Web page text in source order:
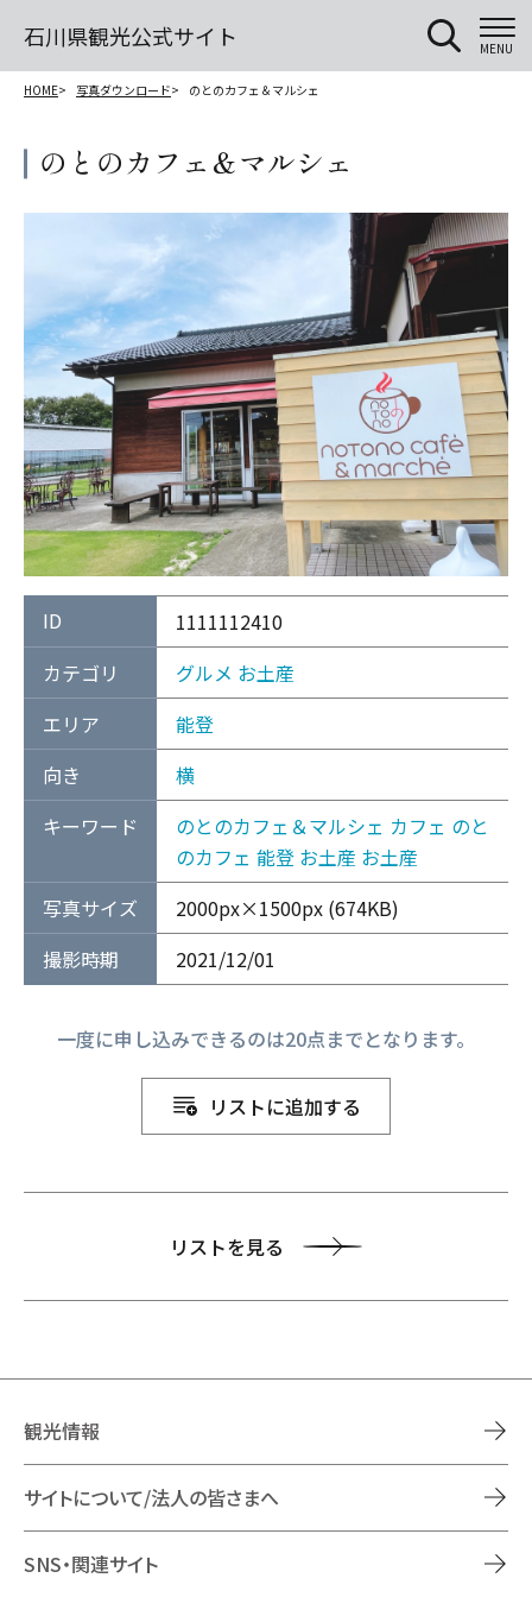
石川県観光公式サイト MENU
HOME 写真ダウンロード のとのカフェ＆マルシェ
のとのカフェ＆マルシェ
ID
1111112410
カテゴリ
グルメ お土産
エリア
能登
向き
横
キーワード
のとのカフェ＆マルシェ カフェ のと
のカフェ 能登 お土産 お土産
写真サイズ
2000px×1500px (674KB)
撮影時期
2021/12/01
一度に申し込みできるのは20点までとなります。
リストに追加する
リストを見る
観光情報
サイトについて/法人の皆さまへ
SNS・関連サイト